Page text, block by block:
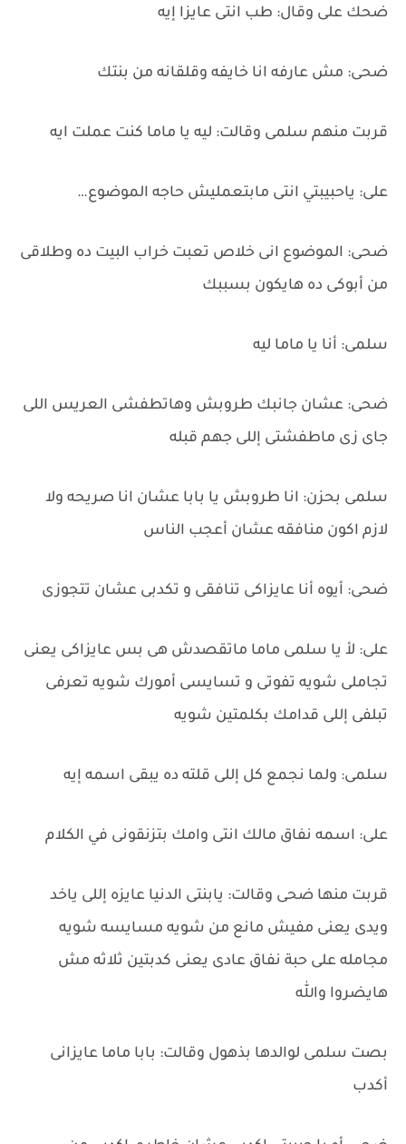
ضحك على وقال: طب انتى عايزا إيه
ضحى: مش عارفه انا خايفه وقلقانه من بنتك
قربت منهم سلمى وقالت: ليه يا ماما كنت عملت ايه
على: ياحبيبتي انتى مابتعمليش حاجه الموضوع…
ضحى: الموضوع انى خلاص تعبت خراب البيت ده وطلاقى
من أبوكى ده هايكون بسببك
سلمى: أنا يا ماما ليه
ضحى: عشان جانبك طروبش وهاتطفشى العريس اللى
جاى زى ماطفشتى إللى جهم قبله
سلمى بحزن: انا طروبش يا بابا عشان انا صريحه ولا
لازم اكون منافقه عشان أعجب الناس
ضحى: أيوه أنا عايزاكى تنافقى و تكدبى عشان تتجوزى
على: لأ يا سلمى ماما ماتقصدش هى بس عايزاكى يعنى
تجاملى شويه تفوتى و تسايسى أمورك شويه تعرفى
تبلفى إللى قدامك بكلمتين شويه
سلمى: ولما نجمع كل إللى قلته ده يبقى اسمه إيه
على: اسمه نفاق مالك انتى وامك بتزنقونى في الكلام
قربت منها ضحى وقالت: يابنتى الدنيا عايزه إللى ياخد
ويدى يعنى مفيش مانع من شويه مسايسه شويه
مجامله على حبة نفاق عادى يعنى كدبتين ثلاثه مش
هايضروا والله
بصت سلمى لوالدها بذهول وقالت: بابا ماما عايزانى
أكدب